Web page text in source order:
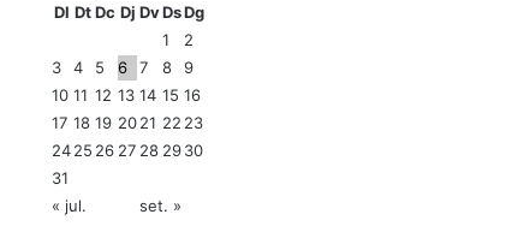
Dl Dt Dc Dj DvDsDg
1
2
3
4 5 6 7 8
9
10 11 12 13 14 15 16
17 18 19 2021 22 23
2425 26 27 28 2930
31
« jul.
set. »